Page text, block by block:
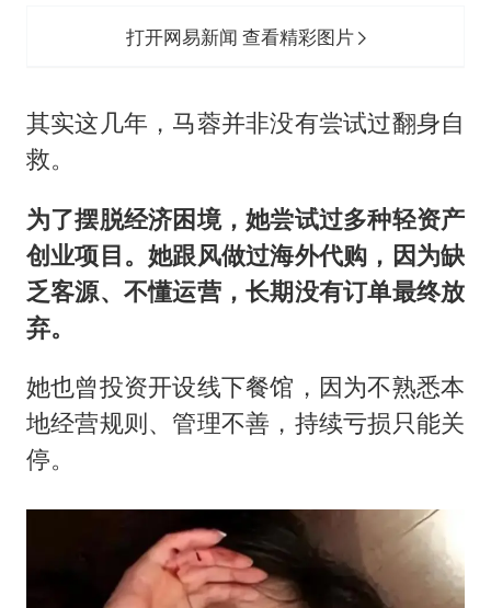
打开网易新闻 查看精彩图片
其实这几年，马蓉并非没有尝试过翻身自
救。
为了摆脱经济困境，她尝试过多种轻资产
创业项目。她跟风做过海外代购，因为缺
乏客源、不懂运营，长期没有订单最终放
弃。
她也曾投资开设线下餐馆，因为不熟悉本
地经营规则、管理不善，持续亏损只能关
停。